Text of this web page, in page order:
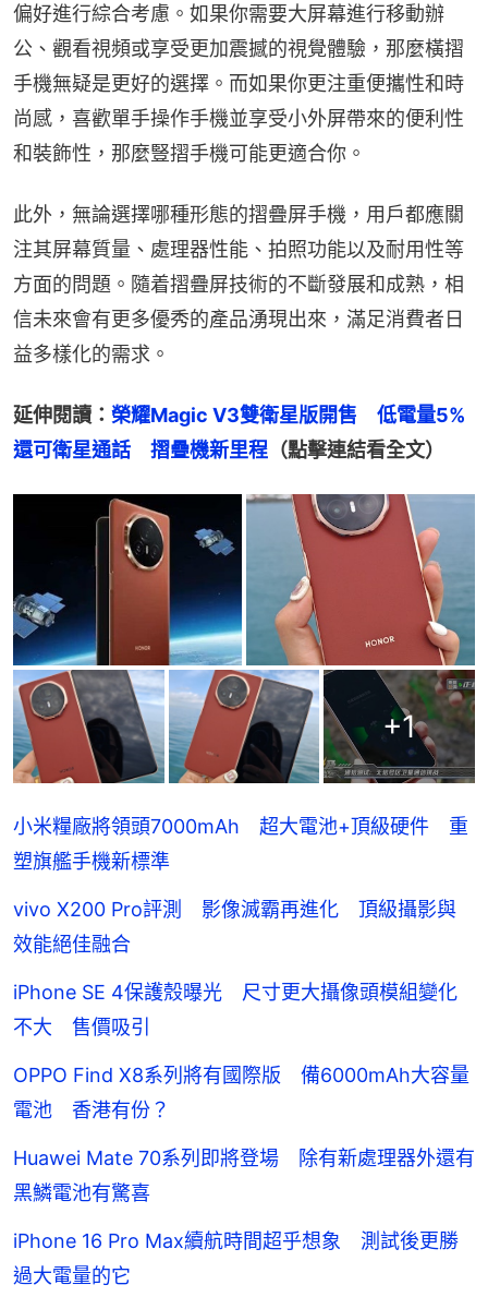
偏好進行綜合考慮。如果你需要大屏幕進行移動辦
公、觀看視頻或享受更加震撼的視覺體驗，那麼橫摺
手機無疑是更好的選擇。而如果你更注重便攜性和時
尚感，喜歡單手操作手機並享受小外屏帶來的便利性
和裝飾性，那麼豎摺手機可能更適合你。
此外，無論選擇哪種形態的摺疊屏手機，用戶都應關
注其屏幕質量、處理器性能、拍照功能以及耐用性等
方面的問題。隨着摺疊屏技術的不斷發展和成熟，相
信未來會有更多優秀的產品湧現出來，滿足消費者日
益多樣化的需求。
延伸閱讀： 榮耀Magic V3雙衛星版開售　低電量5%
還可衛星通話　摺疊機新里程 （點擊連結看全文）
+1
小米糧廠將領頭7000mAh 超大電池+頂級硬件 重
塑旗艦手機新標準
vivo X200 Pro評測 影像滅霸再進化 頂級攝影與
效能絕佳融合
iPhone SE 4保護殼曝光 尺寸更大攝像頭模組變化
不大 售價吸引
OPPO Find X8系列將有國際版 備6000mAh大容量
電池 香港有份？
Huawei Mate 70系列即將登場 除有新處理器外還有
黑鱗電池有驚喜
iPhone 16 Pro Max續航時間超乎想象 測試後更勝
過大電量的它